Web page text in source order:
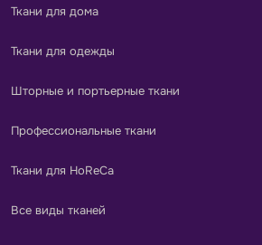
Ткани для дома
Ткани для одежды
Шторные и портьерные ткани
Профессиональные ткани
Ткани для HoReCa
Все виды тканей